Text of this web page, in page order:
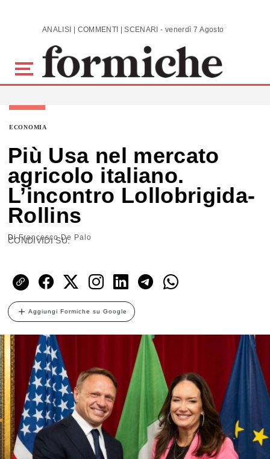
Skip to main content ANALISI | COMMENTI | SCENARI - venerdì 7 Agosto 2026
ECONOMIA
Più Usa nel mercato
agricolo italiano.
L’incontro Lollobrigida-
Rollins
DiFrancesco De Palo
CONDIVIDI SU:
Aggiungi Formiche su Google